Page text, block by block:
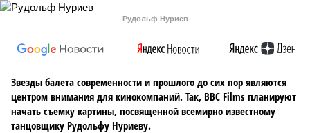
Рудольф Нуриев
Звезды балета современности и прошлого до сих пор являются
центром внимания для кинокомпаний. Так, ВВС Films планируют
начать съемку картины, посвященной всемирно известному
танцовщику Рудольфу Нуриеву.